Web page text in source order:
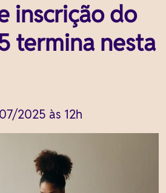
inscrição do
termina nesta
2025 às 12h